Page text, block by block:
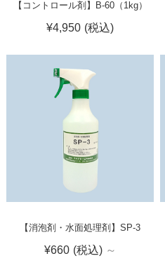
【コントロール剤】B-60（1kg）
¥4,950 (税込)
【消泡剤・水面処理剤】SP-3
¥660 (税込) ～